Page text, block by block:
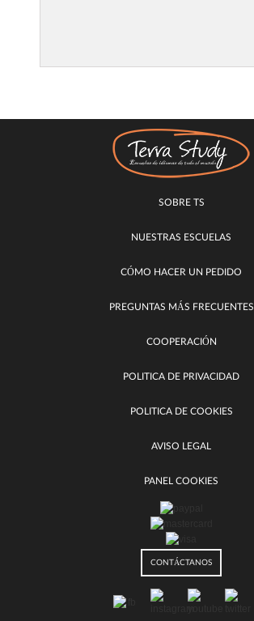
SOBRE TS
NUESTRAS ESCUELAS
CÓMO HACER UN PEDIDO
PREGUNTAS MÁS FRECUENTES
COOPERACIÓN
POLITICA DE PRIVACIDAD
POLITICA DE COOKIES
AVISO LEGAL
PANEL COOKIES
CONTÁCTANOS